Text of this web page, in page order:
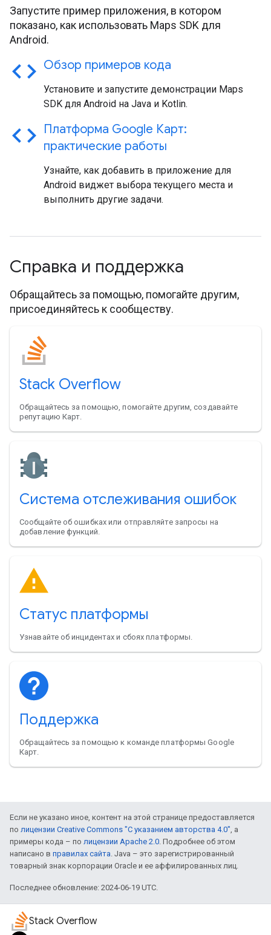
Запустите пример приложения, в котором
показано, как использовать Maps SDK для
Android.
code Обзор примеров кода
Установите и запустите демонстрации Maps
SDK для Android на Java и Kotlin.
code Платформа Google Карт:
практические работы
Узнайте, как добавить в приложение для
Android виджет выбора текущего места и
выполнить другие задачи.
Справка и поддержка
Обращайтесь за помощью, помогайте другим,
присоединяйтесь к сообществу.
Stack Overflow
Обращайтесь за помощью, помогайте другим, создавайте
репутацию Карт.
Система отслеживания ошибок
Сообщайте об ошибках или отправляйте запросы на
добавление функций.
Статус платформы
Узнавайте об инцидентах и сбоях платформы.
Поддержка
Обращайтесь за помощью к команде платформы Google
Карт.
Если не указано иное, контент на этой странице предоставляется
по лицензии Creative Commons "С указанием авторства 4.0", а
примеры кода – по лицензии Apache 2.0. Подробнее об этом
написано в правилах сайта. Java – это зарегистрированный
товарный знак корпорации Oracle и ее аффилированных лиц.
Последнее обновление: 2024-06-19 UTC.
Stack Overflow